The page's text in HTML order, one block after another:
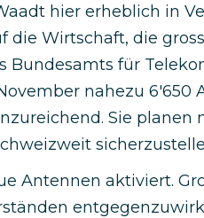
hier erheblich in
Wirtschaft, die
Bundesamts für
nahezu 6'650
Sie planen
Antennen aktiviert.